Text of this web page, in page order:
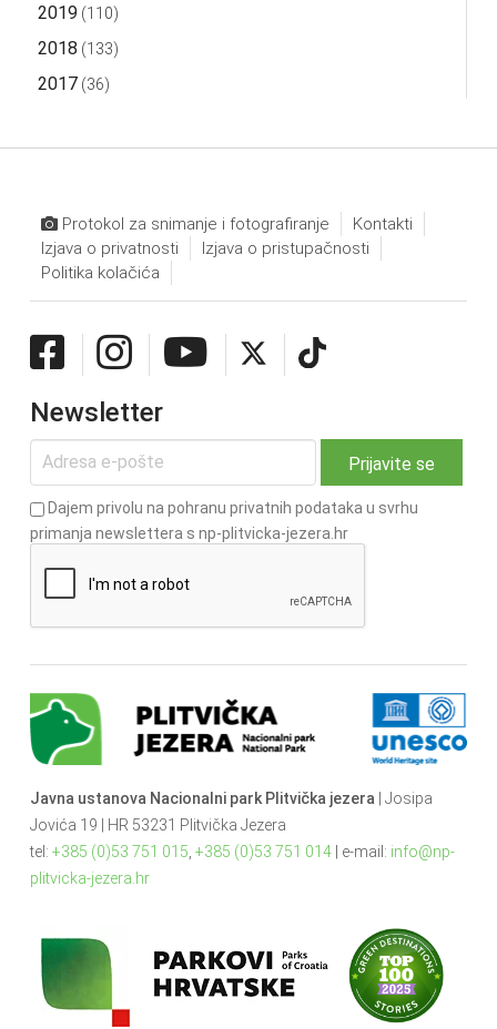
2019 (110)
2018 (133)
2017(36)
Protokol za snimanje i fotografiranje
Kontakti
Izjava o privatnosti
Izjava o pristupačnosti
Politika kolačića
Newsletter
Dajem privolu na pohranu privatnih podataka u svrhu
primanja newslettera s np-plitvicka-jezera.hr
Javna ustanova Nacionalni park Plitvička jezera| Josipa
Jovića 19 | HR 53231 Plitvička Jezera
tel: +385 (0)53 751 015, +385 (0)53 751 014| e-mail: info@np-
plitvicka-jezera.hr